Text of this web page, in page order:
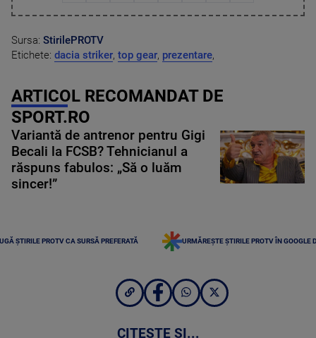
Sursa: StirilePROTV
Etichete: dacia striker, top gear, prezentare,
ARTICOL RECOMANDAT DE
SPORT.RO
Variantă de antrenor pentru Gigi
Becali la FCSB? Tehnicianul a
răspuns fabulos: „Să o luăm
sincer!”
ȘTIRILE PROTV CA SURSĂ PREFERATĂ URMĂREȘTE ȘTIRILE PROTV ÎN GOOGLE
CITEȘTE ȘI...